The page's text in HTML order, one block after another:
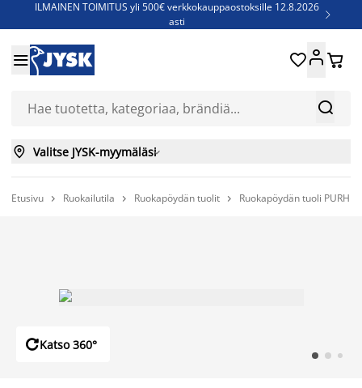
ILMAINEN TOIMITUS yli 500€ verkkokauppaostoksille 12.8.2026
asti

Jenkkisänkyjä - Säästä jopa 60%


 
 Valitse JYSK-myymäläsi
Etusivu  Ruokailutila  Ruokapöydän tuolit  Ruokapöydän tuoli
Katso 360°